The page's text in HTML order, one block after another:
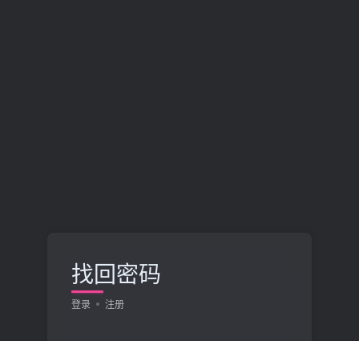
找回密码
登录 注册